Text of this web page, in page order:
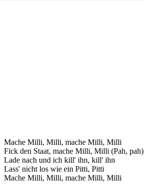
Mache Milli, Milli, mache Milli, Milli
Fick den Staat, mache Milli, Milli (Pah, pah)
Lade nach und ich kill' ihn, kill' ihn
Lass' nicht los wie ein Pitti, Pitti
Mache Milli, Milli, mache Milli, Milli